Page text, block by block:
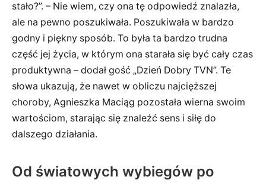
stało?”. – Nie wiem, czy ona tę odpowiedź znalazła,
ale na pewno poszukiwała. Poszukiwała w bardzo
godny i piękny sposób. To była ta bardzo trudna
część jej życia, w którym ona starała się być cały czas
produktywna – dodał gość „Dzień Dobry TVN”. Te
słowa ukazują, że nawet w obliczu najcięższej
choroby, Agnieszka Maciąg pozostała wierna swoim
wartościom, starając się znaleźć sens i siłę do
dalszego działania.
Od światowych wybiegów po